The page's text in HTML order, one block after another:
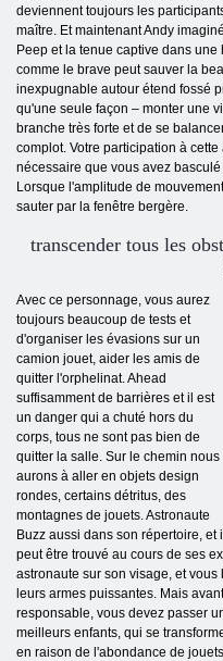
deviennent toujours les
maître. Et maintenant Andy
Peep et la tenue captive dans
comme le brave peut sauver la
inexpugnable autour étend fossé
qu'une seule façon – monter une
branche très forte et de se
complot. Votre participation à
nécessaire que vous avez
Lorsque l'amplitude de
sauter par la fenêtre bergère.
transcender tous les
Avec ce personnage, vous aurez
toujours beaucoup de tests et
d'organiser les évasions sur un
camion jouet, aider les amis de
quitter l'orphelinat. Ahead
suffisamment de barrières et il est
un danger qui a chuté hors du
corps, tous ne sont pas bien de
quitter la salle. Sur le chemin nous
aurons à aller en objets design
rondes, certains détritus, des
montagnes de jouets. Astronaute
Buzz aussi dans son répertoire, et
peut être trouvé au cours de ses
astronaute sur son visage, et
leurs armes puissantes. Mais
responsable, vous devez passer
meilleurs enfants, qui se
en raison de l'abondance de